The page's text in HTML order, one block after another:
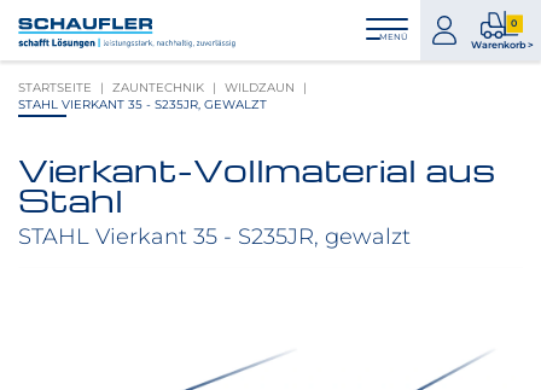
Inhalt
Hauptnavigation
Footernavigation
Logo
Schaufler
verlinkt
zur
MENÜ
zum
Konto
0
Warenkorb >
0
STARTSEITE ZAUNTECHNIK
WILDZAUN
STAHL VIERKANT 35 - S235JR, GEWALZT
Produktbilder
überspringen
Vierkant-Vollmaterial aus
Stahl
STAHL Vierkant 35 - S235JR, gewalzt